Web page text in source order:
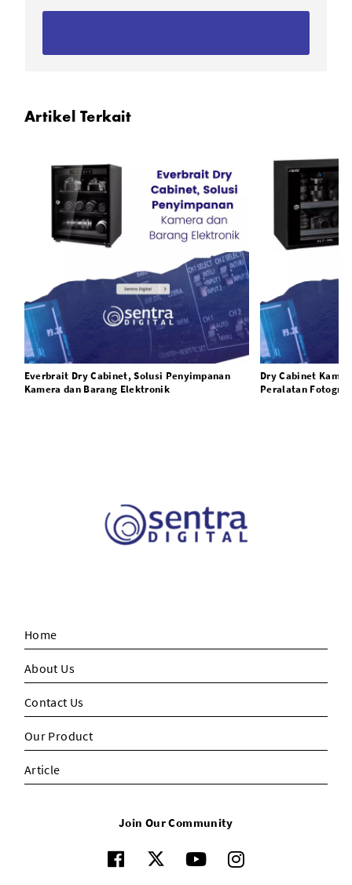
Artikel Terkait
Everbrait Dry Cabinet, Solusi Penyimpanan
Kamera dan Barang Elektronik
Dry Cabinet
Peralatan
Home
About Us
Contact Us
Our Product
Article
Join Our Community